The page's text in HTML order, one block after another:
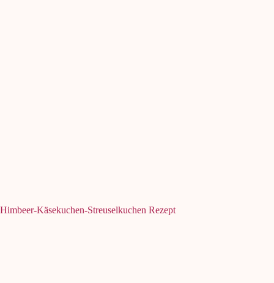
Himbeer-Käsekuchen-Streuselkuchen Rezept